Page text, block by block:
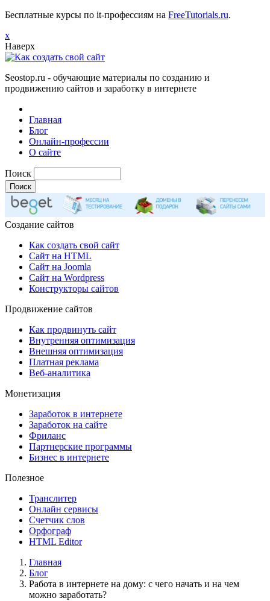
Бесплатные курсы по it-профессиям на FreeTutorials.ru.
х
Наверх
Seostop.ru - обучающие материалы по созданию и
продвижению сайтов и заработку в интернете
Главная
Блог
Онлайн-профессии
О сайте
Поиск
Создание сайтов
Как создать свой сайт
Сайт на HTML
Сайт на Joomla
Сайт на Wordpress
Конструкторы сайтов
Продвижение сайтов
Как продвинуть сайт
Внутренняя оптимизация
Внешняя оптимизация
Платная реклама
Веб-аналитика
Монетизация
Заработок в интернете
Заработок на сайте
Фриланс
Партнерские программы
Бизнес в интернете
Полезное
Транслитер
Онлайн сервисы
Счетчик слов
Орфограф
HTML Editor
Главная
Блог
Работа в интернете на дому: с чего начать и на чем
можно заработать?